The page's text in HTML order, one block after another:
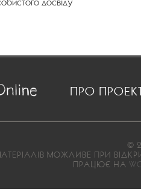
ПРО
©
МОЖЛИВЕ ПРИ
ПРАЦЮЄ НА